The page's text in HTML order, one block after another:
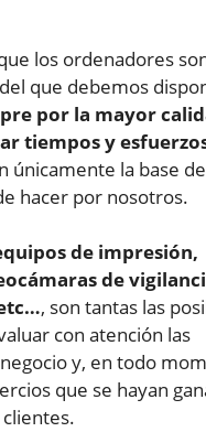
los ordenadores
que debemos
por la mayor
tiempos y
únicamente la base
hacer por nosotros.
de impresión,
de
, son tantas las
con atención las
y, en todo
que se hayan